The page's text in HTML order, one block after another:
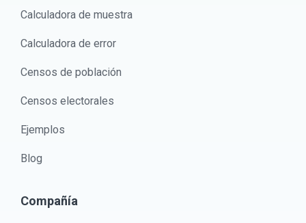
Calculadora de muestra
Calculadora de error
Censos de población
Censos electorales
Ejemplos
Blog
Compañía